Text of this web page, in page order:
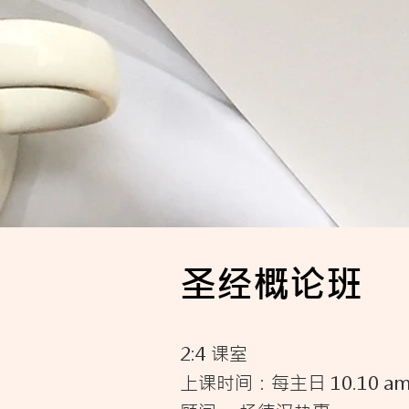
圣经概论班
2:4 课室
上课时间：每主日 10.10